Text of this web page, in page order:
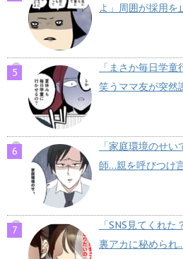
よ」周囲が採用を
「まさか毎日学
笑うママ友が突然
「家庭環境のせ
師…親を呼びつけ
「SNS見てくれ
裏アカに秘められ...